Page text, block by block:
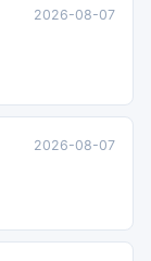
2026-08-07
2026-08-07